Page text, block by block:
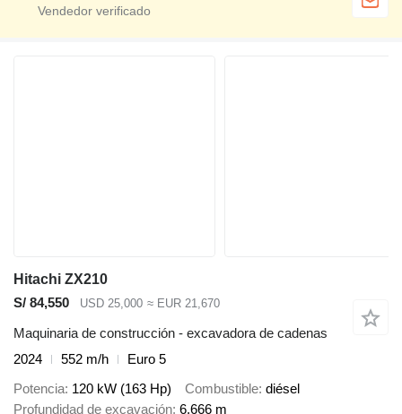
Hitachi ZX210
S/ 84,550
USD 25,000 ≈ EUR 21,670
Maquinaria de construcción - excavadora de cadenas
2024
552 m/h
Euro 5
Potencia 120 kW (163 Hp) Combustible diésel
Profundidad de excavación 6.666 m